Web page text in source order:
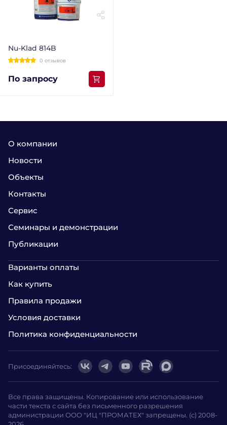
Nu-Klad 814B
0 отзывов
По запросу
О компании
Новости
Объекты
Контакты
Сервис
Семинары и демонстрации
Публикации
Варианты оплаты
Как купить
Правила продажи
Условия доставки
Политика конфиденциальности
Все права защищены. Копирование или использование
части текста с сайта без письменного разрешения
администрации ООО "ИЦ "ПРОМАТЕХ" запрещены. (с) 2008-
Присоединяйтесь: